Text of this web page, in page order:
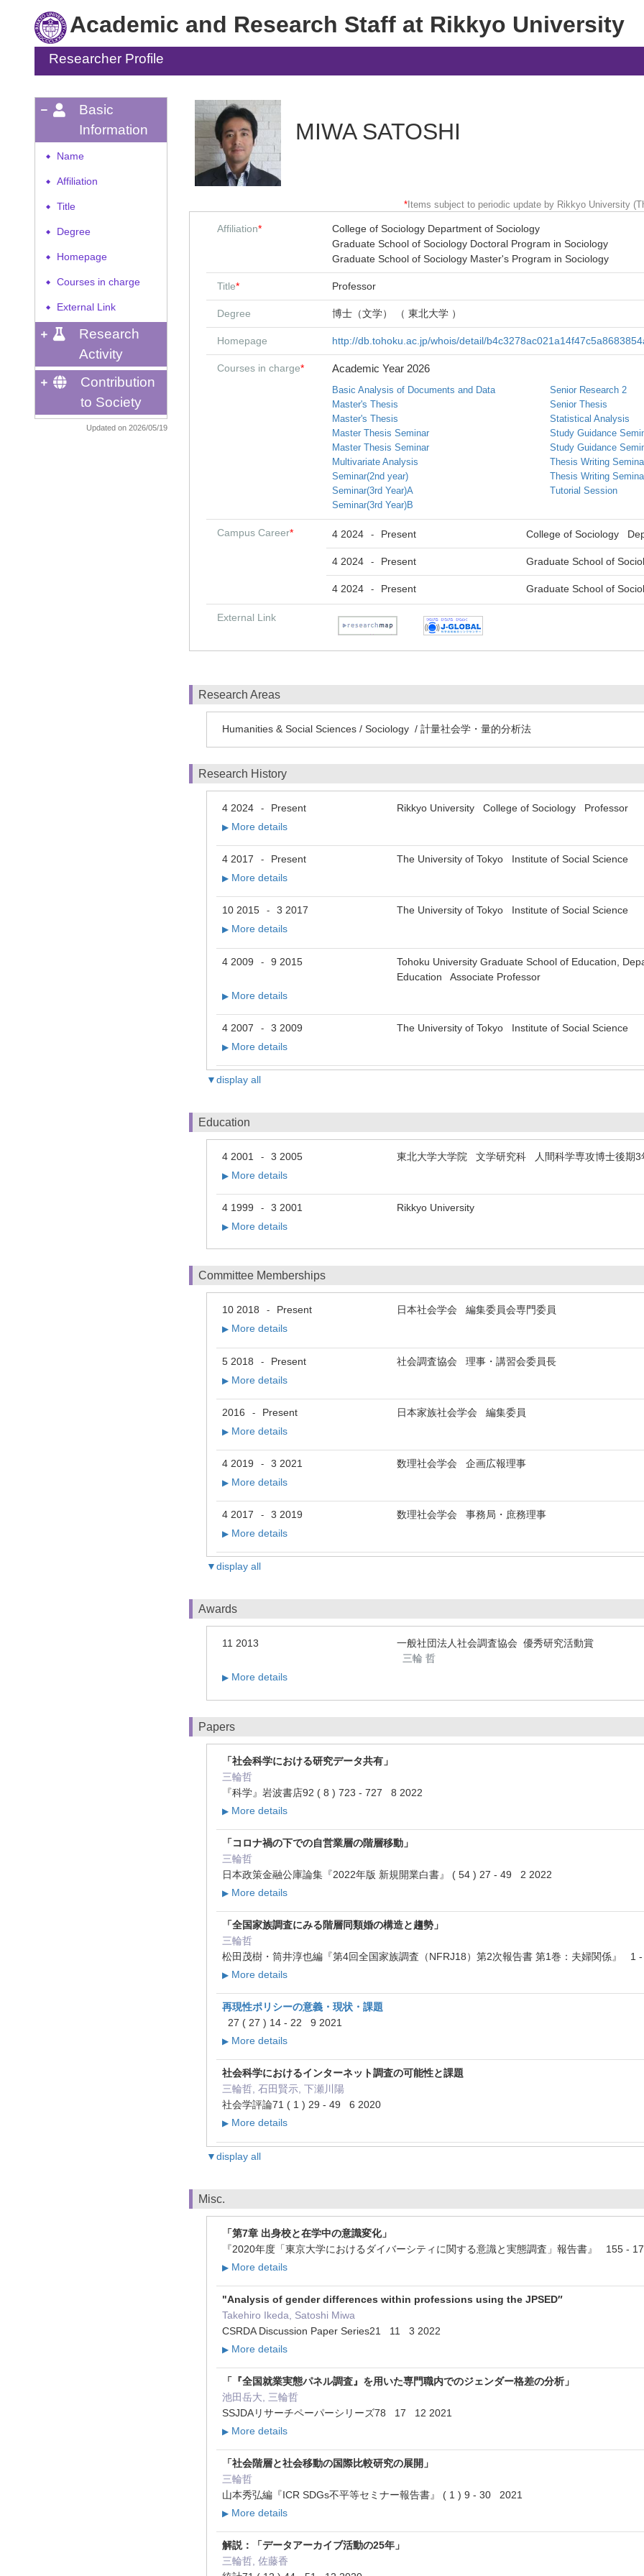
Academic and Research Staff at Rikkyo University
Researcher Profile
Basic
Information
◆ Name
◆ Affiliation
◆ Title
◆ Degree
◆ Homepage
◆ Courses in charge
◆ External Link
Research
Activity
Contribution
to Society
Updated on 2026/05/19
MIWA SATOSHI
* Items subject to periodic update by Rikkyo University
Affiliation*
College of Sociology Department of Sociology
Graduate School of Sociology Doctoral Program in Sociology
Graduate School of Sociology Master's Program in Sociology
Title* Professor
Degree 博士（文学） （ 東北大学 ）
Homepage http://db.tohoku.ac.jp/whois/detail/
Courses in charge* Academic Year 2026
Basic Analysis of Documents and Data
Master's Thesis
Master's Thesis
Master Thesis Seminar
Master Thesis Seminar
Multivariate Analysis
Seminar(2nd year)
Seminar(3rd Year)A
Seminar(3rd Year)B
Senior Research 2
Senior Thesis
Statistical Analysis
Study Guidance
Study Guidance
Thesis Writing
Thesis Writing
Tutorial Session
Campus Career* 4 2024 - Present College of Sociology
4 2024 - Present Graduate School of
4 2024 - Present Graduate School of
External Link
Research Areas
Humanities & Social Sciences / Sociology / 計量社会学・量的分析法
Research History
4 2024 - Present Rikkyo University College of Sociology Professor
▶ More details
4 2017 - Present The University of Tokyo Institute of Social Science
▶ More details
10 2015 - 3 2017 The University of Tokyo Institute of Social Science
▶ More details
4 2009 - 9 2015
Tohoku University Graduate School of Education,
Education Associate Professor
▶ More details
4 2007 - 3 2009 The University of Tokyo Institute of Social Science
▶ More details
▼display all
Education
4 2001 - 3 2005 東北大学大学院 文学研究科 人間科学専攻博士後期3
▶ More details
4 1999 - 3 2001 Rikkyo University
▶ More details
Committee Memberships
10 2018 - Present 日本社会学会 編集委員会専門委員
▶ More details
5 2018 - Present 社会調査協会 理事・講習会委員長
▶ More details
2016 - Present 日本家族社会学会 編集委員
▶ More details
4 2019 - 3 2021 数理社会学会 企画広報理事
▶ More details
4 2017 - 3 2019 数理社会学会 事務局・庶務理事
▶ More details
▼display all
Awards
11 2013
一般社団法人社会調査協会 優秀研究活動賞
三輪 哲
▶ More details
Papers
「社会科学における研究データ共有」
三輪哲
『科学』岩波書店92 ( 8 ) 723 - 727 8 2022
▶ More details
「コロナ禍の下での自営業層の階層移動」
三輪哲
日本政策金融公庫論集『2022年版 新規開業白書』 ( 54 ) 27 - 49 2 2022
▶ More details
「全国家族調査にみる階層同類婚の構造と趨勢」
三輪哲
松田茂樹・筒井淳也編『第4回全国家族調査（NFRJ18）第2次報告書 第1巻：夫婦関係』
▶ More details
再現性ポリシーの意義・現状・課題
27 ( 27 ) 14 - 22 9 2021
▶ More details
社会科学におけるインターネット調査の可能性と課題
三輪哲, 石田賢示, 下瀬川陽
社会学評論71 ( 1 ) 29 - 49 6 2020
▶ More details
▼display all
Misc.
「第7章 出身校と在学中の意識変化」
『2020年度「東京大学におけるダイバーシティに関する意識と実態調査」報告書』 155 -
▶ More details
"Analysis of gender differences within professions using the JPSED″
Takehiro Ikeda, Satoshi Miwa
CSRDA Discussion Paper Series21 11 3 2022
▶ More details
「『全国就業実態パネル調査』を用いた専門職内でのジェンダー格差の分析」
池田岳大, 三輪哲
SSJDAリサーチペーパーシリーズ78 17 12 2021
▶ More details
「社会階層と社会移動の国際比較研究の展開」
三輪哲
山本秀弘編『ICR SDGs不平等セミナー報告書』 ( 1 ) 9 - 30 2021
▶ More details
解説：「データアーカイブ活動の25年」
三輪哲, 佐藤香